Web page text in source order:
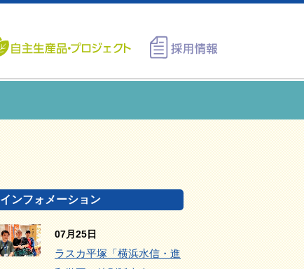
インフォメーション
07月25日
ラスカ平塚「横浜水信・進